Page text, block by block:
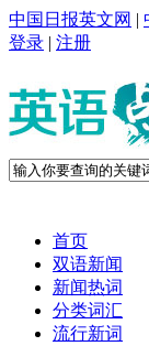
中国日报英文网 |
登录 | 注册
首页
双语新闻
新闻热词
分类词汇
流行新词